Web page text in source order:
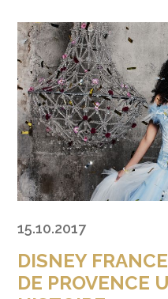
15.10.2017
DISNEY
DE PROVENCE